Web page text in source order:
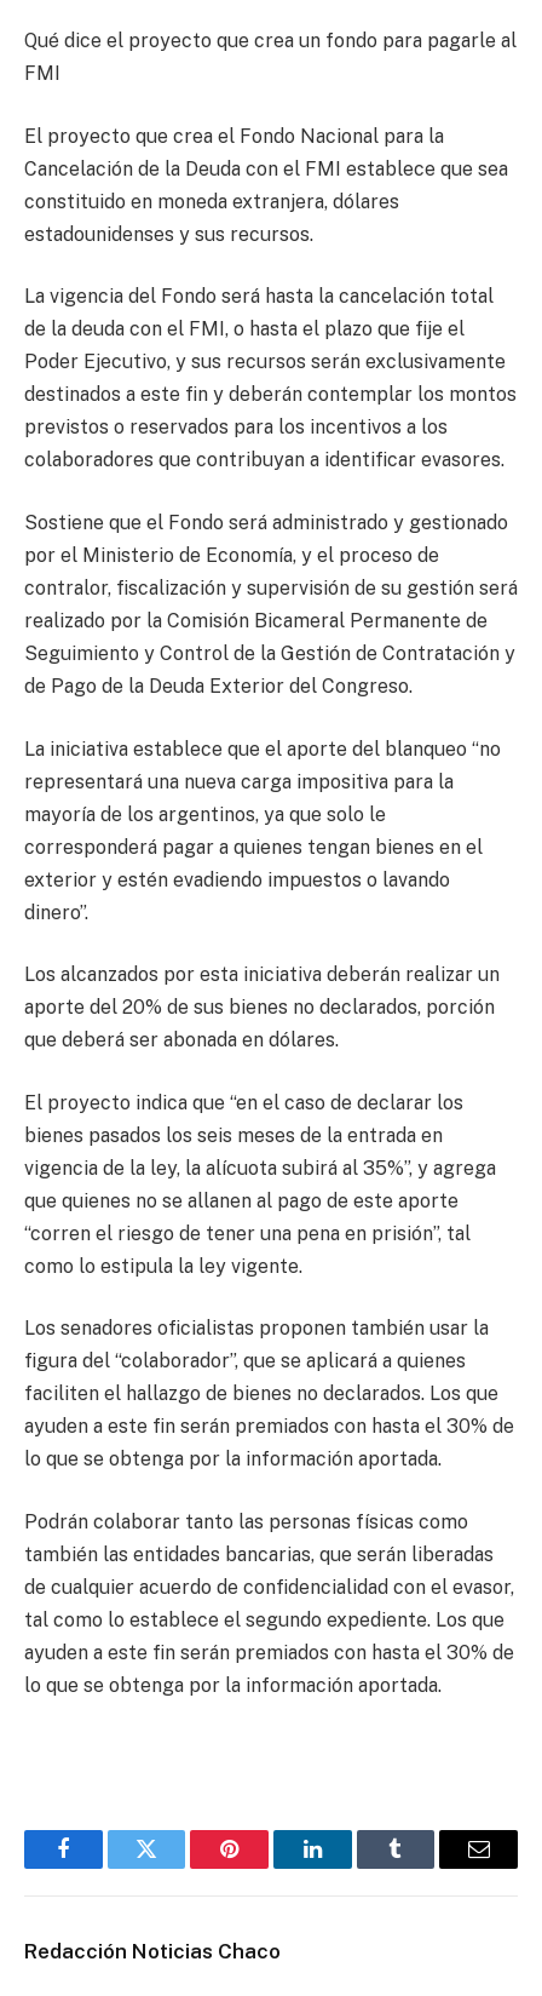
Qué dice el proyecto que crea un fondo para pagarle al
FMI
El proyecto que crea el Fondo Nacional para la
Cancelación de la Deuda con el FMI establece que sea
constituido en moneda extranjera, dólares
estadounidenses y sus recursos.
La vigencia del Fondo será hasta la cancelación total
de la deuda con el FMI, o hasta el plazo que fije el
Poder Ejecutivo, y sus recursos serán exclusivamente
destinados a este fin y deberán contemplar los montos
previstos o reservados para los incentivos a los
colaboradores que contribuyan a identificar evasores.
Sostiene que el Fondo será administrado y gestionado
por el Ministerio de Economía, y el proceso de
contralor, fiscalización y supervisión de su gestión será
realizado por la Comisión Bicameral Permanente de
Seguimiento y Control de la Gestión de Contratación y
de Pago de la Deuda Exterior del Congreso.
La iniciativa establece que el aporte del blanqueo “no
representará una nueva carga impositiva para la
mayoría de los argentinos, ya que solo le
corresponderá pagar a quienes tengan bienes en el
exterior y estén evadiendo impuestos o lavando
dinero”.
Los alcanzados por esta iniciativa deberán realizar un
aporte del 20% de sus bienes no declarados, porción
que deberá ser abonada en dólares.
El proyecto indica que “en el caso de declarar los
bienes pasados los seis meses de la entrada en
vigencia de la ley, la alícuota subirá al 35%”, y agrega
que quienes no se allanen al pago de este aporte
“corren el riesgo de tener una pena en prisión”, tal
como lo estipula la ley vigente.
Los senadores oficialistas proponen también usar la
figura del “colaborador”, que se aplicará a quienes
faciliten el hallazgo de bienes no declarados. Los que
ayuden a este fin serán premiados con hasta el 30% de
lo que se obtenga por la información aportada.
Podrán colaborar tanto las personas físicas como
también las entidades bancarias, que serán liberadas
de cualquier acuerdo de confidencialidad con el evasor,
tal como lo establece el segundo expediente. Los que
ayuden a este fin serán premiados con hasta el 30% de
lo que se obtenga por la información aportada.
FacebookTwitter Pinterest LinkedInTumblr Email
Redacción Noticias Chaco